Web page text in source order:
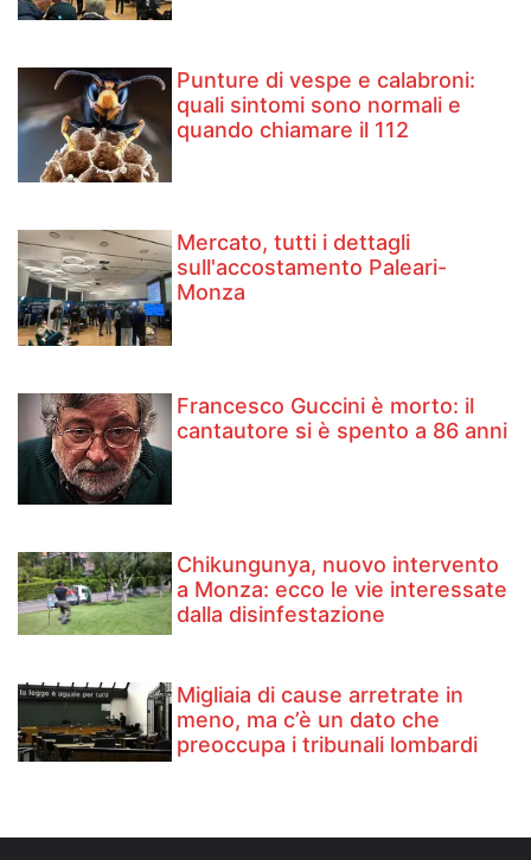
Punture di vespe e calabroni:
quali sintomi sono normali e
quando chiamare il 112
Mercato, tutti i dettagli
sull'accostamento Paleari-
Monza
Francesco Guccini è morto: il
cantautore si è spento a 86 anni
Chikungunya, nuovo intervento
a Monza: ecco le vie interessate
dalla disinfestazione
Migliaia di cause arretrate in
meno, ma c’è un dato che
preoccupa i tribunali lombardi